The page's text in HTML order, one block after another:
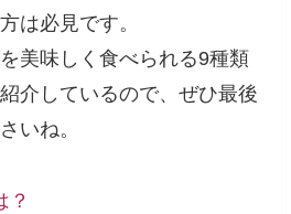
は必見です。
美味しく食べられる9種類
介しているので、ぜひ最後
いね。
？